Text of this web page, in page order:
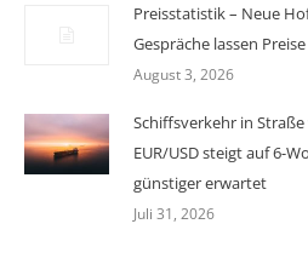
Preisstatistik – Neue
Gespräche lassen
August 3, 2026
Schiffsverkehr in
EUR/USD steigt auf 6-
günstiger erwartet
Juli 31, 2026